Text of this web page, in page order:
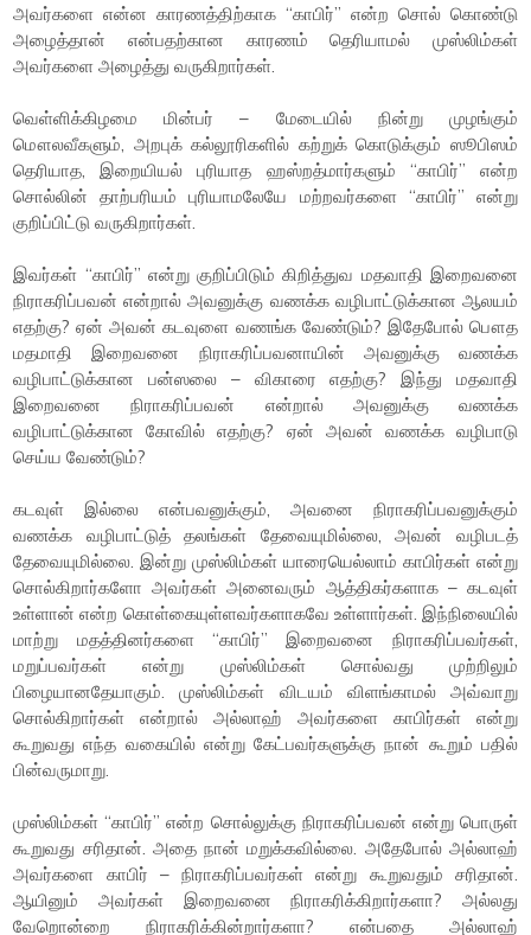
அவர்களை என்ன காரணத்திற்காக “காபிர்” என்ற சொல் கொண்டு
அழைத்தான் என்பதற்கான காரணம் தெரியாமல் முஸ்லிம்கள்
அவர்களை அழைத்து வருகிறார்கள்.
வெள்ளிக்கிழமை மின்பர் – மேடையில் நின்று முழங்கும்
மௌலவீகளும், அறபுக் கல்லூரிகளில் கற்றுக் கொடுக்கும் ஸூபிஸம்
தெரியாத, இறையியல் புரியாத ஹஸ்றத்மார்களும் “காபிர்” என்ற
சொல்லின் தாற்பரியம் புரியாமலேயே மற்றவர்களை “காபிர்” என்று
குறிப்பிட்டு வருகிறார்கள்.
இவர்கள் “காபிர்” என்று குறிப்பிடும் கிறித்துவ மதவாதி இறைவனை
நிராகரிப்பவன் என்றால் அவனுக்கு வணக்க வழிபாட்டுக்கான ஆலயம்
எதற்கு? ஏன் அவன் கடவுளை வணங்க வேண்டும்? இதேபோல் பௌத
மதமாதி இறைவனை நிராகரிப்பவனாயின் அவனுக்கு வணக்க
வழிபாட்டுக்கான பன்ஸலை – விகாரை எதற்கு? இந்து மதவாதி
இறைவனை நிராகரிப்பவன் என்றால் அவனுக்கு வணக்க
வழிபாட்டுக்கான கோவில் எதற்கு? ஏன் அவன் வணக்க வழிபாடு
செய்ய வேண்டும்?
கடவுள் இல்லை என்பவனுக்கும், அவனை நிராகரிப்பவனுக்கும்
வணக்க வழிபாட்டுத் தலங்கள் தேவையுமில்லை, அவன் வழிபடத்
தேவையுமில்லை. இன்று முஸ்லிம்கள் யாரையெல்லாம் காபிர்கள் என்று
சொல்கிறார்களோ அவர்கள் அனைவரும் ஆத்திகர்களாக – கடவுள்
உள்ளான் என்ற கொள்கையுள்ளவர்களாகவே உள்ளார்கள். இந்நிலையில்
மாற்று மதத்தினர்களை “காபிர்” இறைவனை நிராகரிப்பவர்கள்,
மறுப்பவர்கள் என்று முஸ்லிம்கள் சொல்வது முற்றிலும்
பிழையானதேயாகும். முஸ்லிம்கள் விடயம் விளங்காமல் அவ்வாறு
சொல்கிறார்கள் என்றால் அல்லாஹ் அவர்களை காபிர்கள் என்று
கூறுவது எந்த வகையில் என்று கேட்பவர்களுக்கு நான் கூறும் பதில்
பின்வருமாறு.
முஸ்லிம்கள் “காபிர்” என்ற சொல்லுக்கு நிராகரிப்பவன் என்று பொருள்
கூறுவது சரிதான். அதை நான் மறுக்கவில்லை. அதேபோல் அல்லாஹ்
அவர்களை காபிர் – நிராகரிப்பவர்கள் என்று கூறுவதும் சரிதான்.
ஆயினும் அவர்கள் இறைவனை நிராகரிக்கிறார்களா? அல்லது
வேறொன்றை நிராகரிக்கின்றார்களா? என்பதை அல்லாஹ்